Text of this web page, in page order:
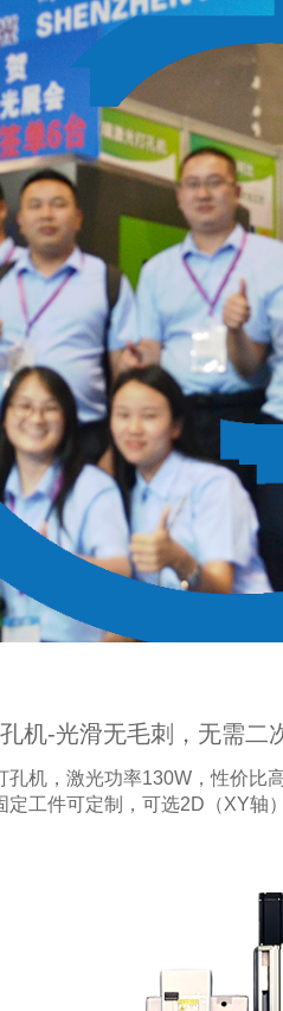
机-光滑无毛刺，无需二
孔机，激光功率130W，性价比
定工件可定制，可选2D（XY轴